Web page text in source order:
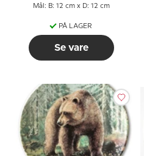
Mål: B: 12 cm x D: 12 cm
PÅ LAGER
Se vare